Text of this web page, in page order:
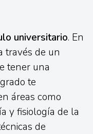
universitario. En
través de un
tener una
te
áreas como
y fisiología de la
de